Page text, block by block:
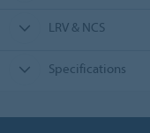
LRV & NCS
Specifications